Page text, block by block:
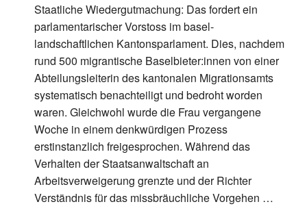
Staatliche Wiedergutmachung: Das fordert ein
parlamentarischer Vorstoss im basel-
landschaftlichen Kantonsparlament. Dies, nachdem
rund 500 migrantische Baselbieter:innen von einer
Abteilungsleiterin des kantonalen Migrationsamts
systematisch benachteiligt und bedroht worden
waren. Gleichwohl wurde die Frau vergangene
Woche in einem denkwürdigen Prozess
erstinstanzlich freigesprochen. Während das
Verhalten der Staatsanwaltschaft an
Arbeitsverweigerung grenzte und der Richter
Verständnis für das missbräuchliche Vorgehen …